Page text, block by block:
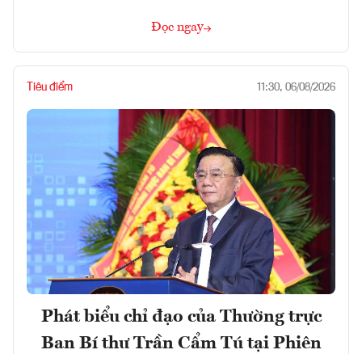
Đọc ngay
Tiêu điểm 11:30, 06/08/2026
Phát biểu chỉ đạo của Thường trực
Ban Bí thư Trần Cẩm Tú tại Phiên